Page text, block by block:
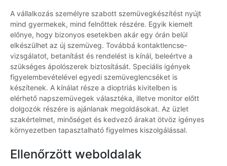
A vállalkozás személyre szabott szemüvegkészítést nyújt
mind gyermekek, mind felnőttek részére. Egyik kiemelt
előnye, hogy bizonyos esetekben akár egy órán belül
elkészülhet az új szemüveg. Továbbá kontaktlencse-
vizsgálatot, betanítást és rendelést is kínál, beleértve a
szükséges ápolószerek biztosítását. Speciális igények
figyelembevételével egyedi szemüveglencséket is
készítenek. A kínálat része a dioptriás kivitelben is
elérhető napszemüvegek választéka, illetve monitor előtt
dolgozók részére is ajánlanak megoldásokat. Az üzlet
szakértelmet, minőséget és kedvező árakat ötvöz igényes
környezetben tapasztalható figyelmes kiszolgálással.
Ellenőrzött weboldalak